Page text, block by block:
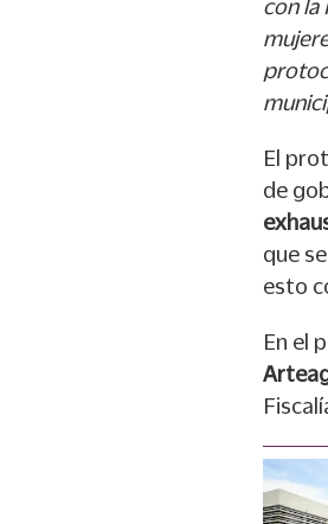
con la
El
de
que
esto
En el